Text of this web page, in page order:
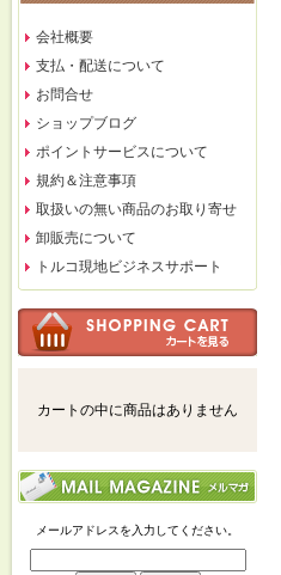
会社概要
支払・配送について
お問合せ
ショップブログ
ポイントサービスについて
規約＆注意事項
取扱いの無い商品のお取り寄せ
卸販売について
トルコ現地ビジネスサポート
カートの中に商品はありません
メールアドレスを入力してください。